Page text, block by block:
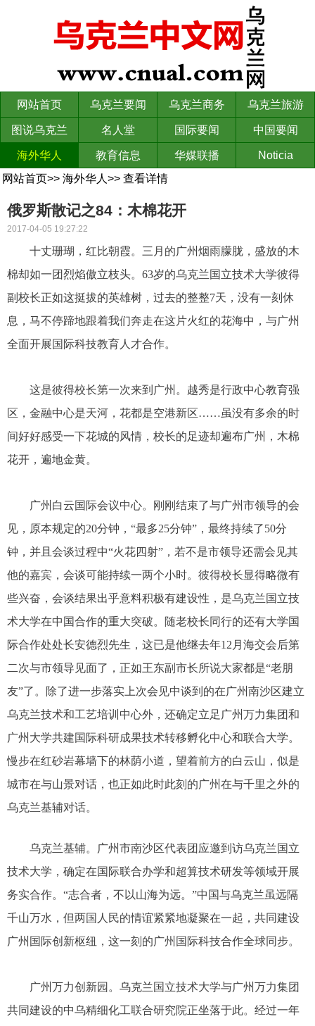
网站首页 乌克兰要闻 乌克兰商务 乌克兰旅游
图说乌克兰 名人堂 国际要闻 中国要闻
海外华人 教育信息 华媒联播
Noticia
网站首页>> 海外华人 >> 查看详情
俄罗斯散记之84：木棉花开
2017-04-05 19:27:22
十丈珊瑚，红比朝霞。三月的广州烟雨朦胧，盛放的木
棉却如一团烈焰傲立枝头。63岁的乌克兰国立技术大学彼得
副校长正如这挺拔的英雄树，过去的整整7天，没有一刻休
息，马不停蹄地跟着我们奔走在这片火红的花海中，与广州
全面开展国际科技教育人才合作。
这是彼得校长第一次来到广州。越秀是行政中心教育强
区，金融中心是天河，花都是空港新区……虽没有多余的时
间好好感受一下花城的风情，校长的足迹却遍布广州，木棉
花开，遍地金黄。
广州白云国际会议中心。刚刚结束了与广州市领导的会
见，原本规定的20分钟，“最多25分钟”，最终持续了50分
钟，并且会谈过程中“火花四射”，若不是市领导还需会见其
他的嘉宾，会谈可能持续一两个小时。彼得校长显得略微有
些兴奋，会谈结果出乎意料积极有建设性，是乌克兰国立技
术大学在中国合作的重大突破。随老校长同行的还有大学国
际合作处处长安德烈先生，这已是他继去年12月海交会后第
二次与市领导见面了，正如王东副市长所说大家都是“老朋
友”了。除了进一步落实上次会见中谈到的在广州南沙区建立
乌克兰技术和工艺培训中心外，还确定立足广州万力集团和
广州大学共建国际科研成果技术转移孵化中心和联合大学。
慢步在红砂岩幕墙下的林荫小道，望着前方的白云山，似是
城市在与山景对话，也正如此时此刻的广州在与千里之外的
乌克兰基辅对话。
乌克兰基辅。广州市南沙区代表团应邀到访乌克兰国立
技术大学，确定在国际联合办学和超算技术研发等领域开展
务实合作。“志合者，不以山海为远。”中国与乌克兰虽远隔
千山万水，但两国人民的情谊紧紧地凝聚在一起，共同建设
广州国际创新枢纽，这一刻的广州国际科技合作全球同步。
广州万力创新园。乌克兰国立技术大学与广州万力集团
共同建设的中乌精细化工联合研究院正坐落于此。经过一年